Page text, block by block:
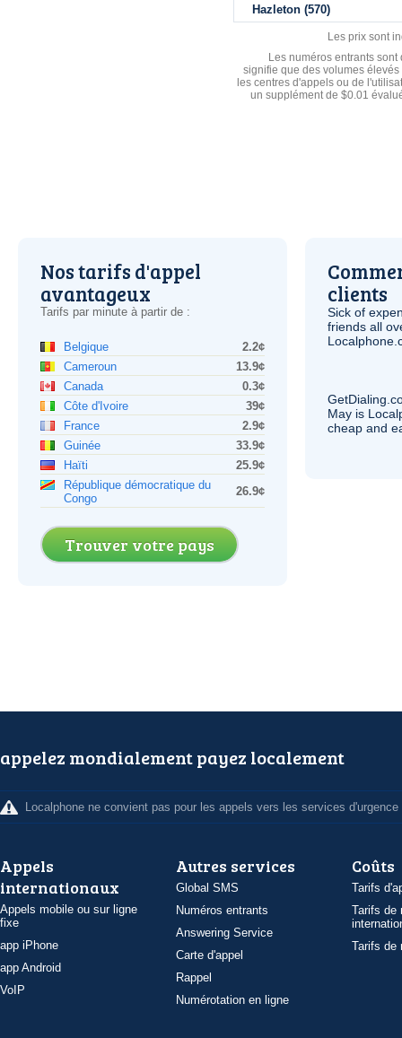
Hazleton (570)
Les prix sont
Les numéros entrants
signifie que des volumes
les centres d'appels ou de
un supplément de $0.01
Nos tarifs d'appel
avantageux
Tarifs par minute à partir de :
Belgique
2.2¢
Cameroun
13.9¢
Canada
0.3¢
Côte d'Ivoire
39¢
France
2.9¢
Guinée
33.9¢
Haïti
25.9¢
République démocratique du
Congo
26.9¢
Trouver votre pays
clients
Sick of
friends all
May is
cheap and
appelez mondialement payez localement
Localphone ne convient pas pour les appels vers les services d'urgence
Appels
internationaux
Appels mobile ou sur ligne
fixe
app iPhone
app Android
VoIP
Autres services
Global SMS
Numéros entrants
Answering Service
Carte d'appel
Rappel
Numérotation en ligne
Coûts
Tarifs
Tarifs de
Tarifs de